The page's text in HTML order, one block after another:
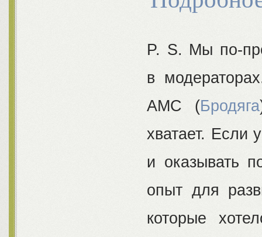
P. S. Мы по-
в
АМС (Бродяга
хватает. Если
и оказывать
опыт для
которые